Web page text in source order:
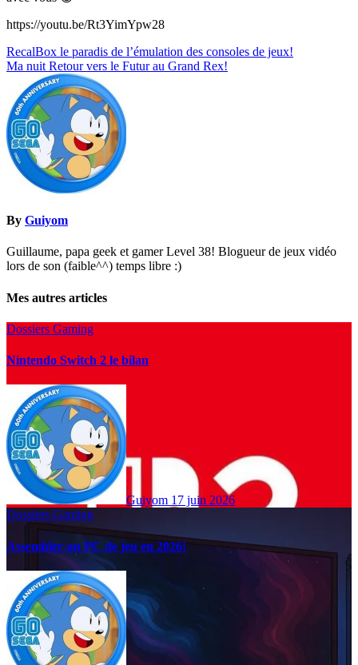
https://youtu.be/Rt3YimYpw28
Navigation
de
l’article
RecalBox le paradis de l’émulation des consoles de jeux!
Ma nuit Retour vers le Futur au Grand Rex!
By Guiyom
Guillaume, papa geek et gamer Level 38! Blogueur de jeux vidéo
lors de son (faible^^) temps libre :)
Mes autres articles
Dossiers Gaming
Nintendo Switch 2 le bilan
Guiyom 17 juin 2026
Dossiers Gaming
Assembler un PC de jeu en 2026!